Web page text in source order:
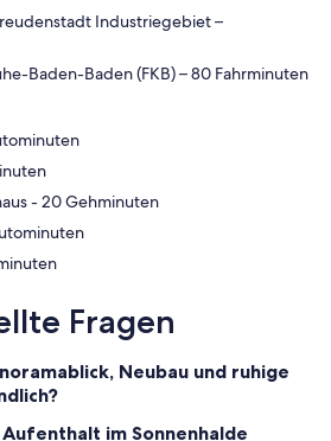
Industriegebiet –
Baden-Baden (FKB) – 80 Fahrminuten
- ‬4 Autominuten
‪Schwarzwald Kebaphaus - ‬20 Gehminuten
- ‬4 Autominuten
Gehminuten
Fragen
Neubau und ruhige
im Sonnenhalde